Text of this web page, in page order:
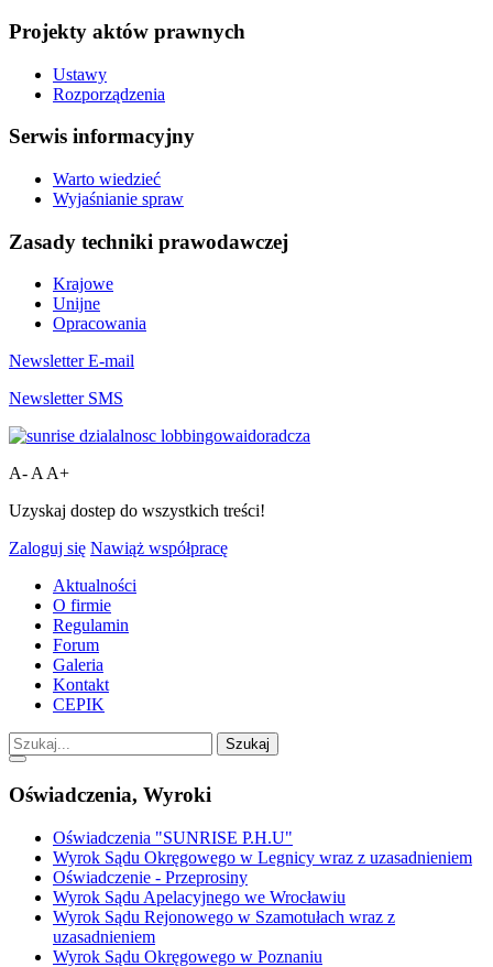
Projekty aktów prawnych
Ustawy
Rozporządzenia
Serwis informacyjny
Warto wiedzieć
Wyjaśnianie spraw
Zasady techniki prawodawczej
Krajowe
Unijne
Opracowania
Newsletter E-mail
Newsletter SMS
A- A A+
Uzyskaj dostep do wszystkich treści!
Zaloguj się Nawiąż współpracę
Aktualności
O firmie
Regulamin
Forum
Galeria
Kontakt
CEPIK
Szukaj
Oświadczenia, Wyroki
Oświadczenia "SUNRISE P.H.U"
Wyrok Sądu Okręgowego w Legnicy wraz z uzasadnieniem
Oświadczenie - Przeprosiny
Wyrok Sądu Apelacyjnego we Wrocławiu
Wyrok Sądu Rejonowego w Szamotułach wraz z
uzasadnieniem
Wyrok Sądu Okręgowego w Poznaniu